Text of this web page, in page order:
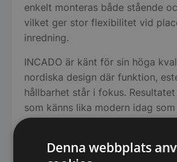
enkelt monteras både stående
vilket ger stor flexibilitet vid
inredning.
INCADO är känt för sin höga
nordiska design där funktion,
hållbarhet står i fokus.
som känns lika modern idag
När du beställer från
enkelt online och får spegeln
Denna webbplats